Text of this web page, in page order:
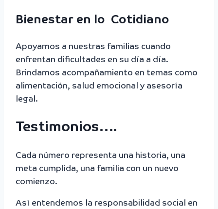
Bienestar en lo Cotidiano
Apoyamos a nuestras familias cuando
enfrentan dificultades en su día a día.
Brindamos acompañamiento en temas como
alimentación, salud emocional y asesoría
legal.
Testimonios….
Cada número representa una historia, una
meta cumplida, una familia con un nuevo
comienzo.
Así entendemos la responsabilidad social en